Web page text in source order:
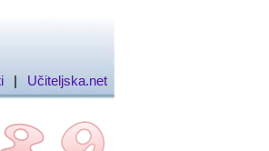
| Učiteljska.net